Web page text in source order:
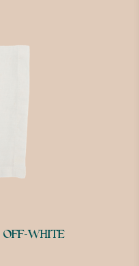
WHITE